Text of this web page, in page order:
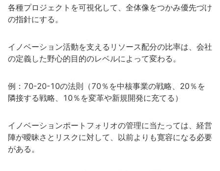
各種プロジェクトを可視化して、全体像をつかみ優先づけ
の指針にする。
イノベーション活動を支えるリソース配分の比率は、会社
の定義した野心的目的のレベルによって変わる。
例：70-20-10の法則（70％を中核事業の戦略、20％を
隣接する戦略、10％を変革や新規開発に充てる）
イノベーションポートフォリオの管理に当たっては、経営
陣が曖昧さとリスクに対して、以前よりも寛容になる必要
がある。